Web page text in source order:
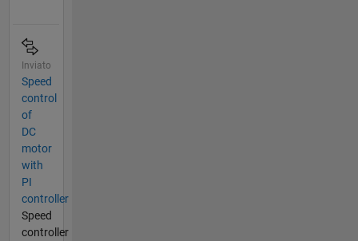
Inviato
Speed
control
of
DC
motor
with
PI
controller
Speed
controller